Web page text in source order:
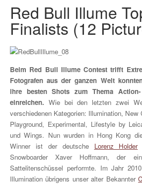
Red Bull Illume
Finalists (12
Beim Red Bull Illume Contest trifft
Fotografen aus der ganzen Welt
ihre besten Shots zum Thema
einreichen. Wie bei den letzten zwei
verschiedenen Kategorien: Illumination, New
Playground, Experimental, Lifestyle by
und Wings. Nun wurden in Hong Kong
Winner ist der deutsche Lorenz Holder
Snowboarder Xaver Hoffmann, der
Sattelitenschüssel performte. Im Jahr
Illumination übrigens unser alter Bekannter